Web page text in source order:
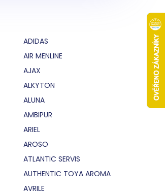
ADIDAS
AIR MENLINE
AJAX
ALKYTON
ALUNA
AMBIPUR
ARIEL
AROSO
ATLANTIC SERVIS
AUTHENTIC TOYA AROMA
AVRILE